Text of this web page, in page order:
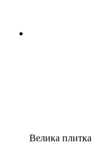
Велика плитка